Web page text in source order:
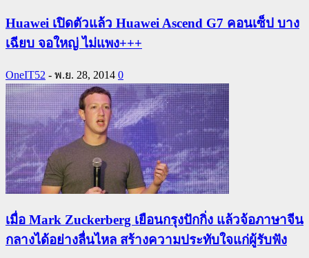
Huawei เปิดตัวแล้ว Huawei Ascend G7 คอนเซ็ป บาง
เฉียบ จอใหญ่ ไม่แพง+++
OneIT52 - พ.ย. 28, 2014 0
เมื่อ Mark Zuckerberg เยือนกรุงปักกิ่ง แล้วจ้อภาษาจีน
กลางได้อย่างลื่นไหล สร้างความประทับใจแก่ผู้รับฟัง